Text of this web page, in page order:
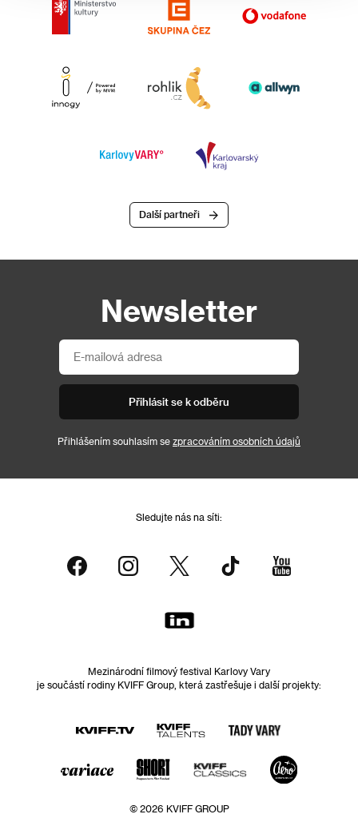
Další partneři
Newsletter
Přihlásit se k odběru
Přihlášením souhlasím se zpracováním osobních údajů
Sledujte nás na síti:
Mezinárodní filmový festival Karlovy Vary
je součástí rodiny KVIFF Group, která zastřešuje i další projekty:
© 2026 KVIFF GROUP